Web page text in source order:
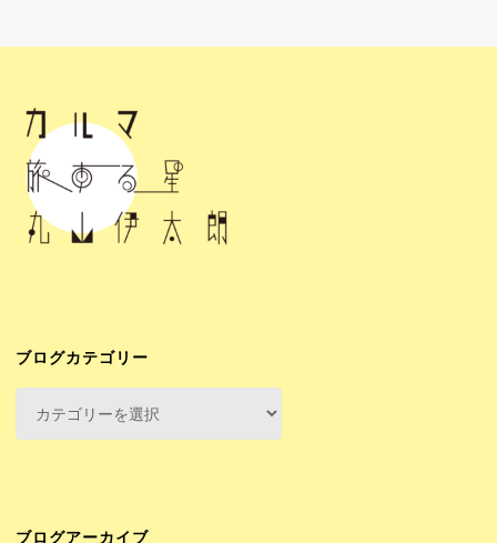
ブログカテゴリー
ゴ
ブログアーカイブ